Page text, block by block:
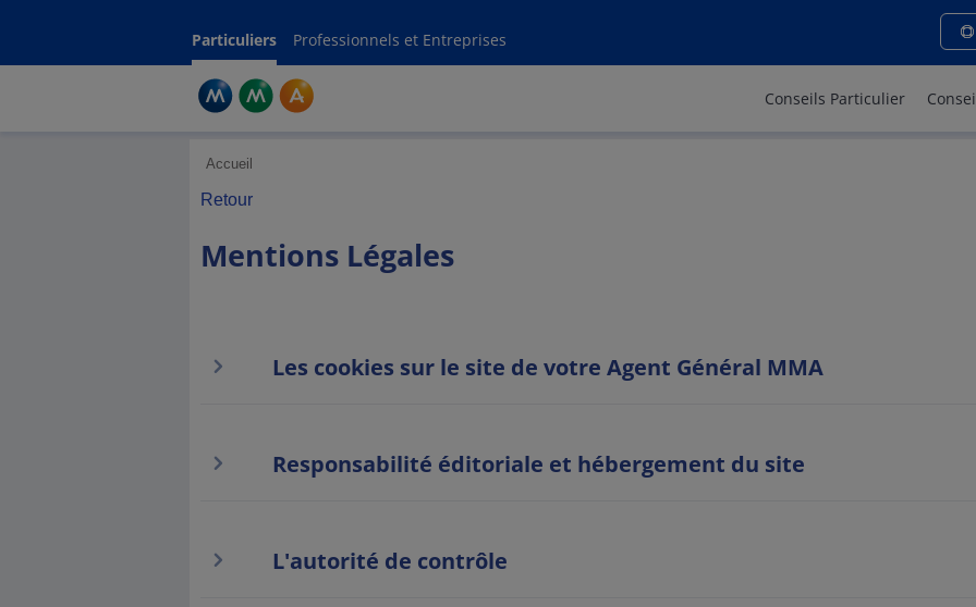
Particuliers Professionnels et Entreprises
Conseils Particulier
Mentions légales - MMA AURILLAC
Accueil
Retour
Mentions Légales
Les cookies sur le site de votre Agent Général MMA
Responsabilité éditoriale et hébergement du site
L'autorité de contrôle